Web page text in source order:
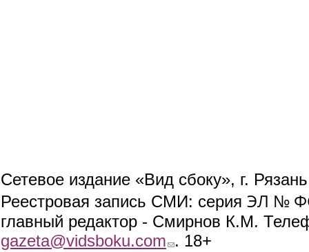
Сетевое издание «Вид сбоку», г.
Реестровая запись СМИ: серия ЭЛ №
главный редактор - Смирнов К.М.
gazeta@vidsboku.com (link sends e-mail)
. 18+